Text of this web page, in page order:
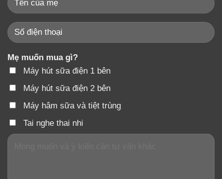
Mẹ muốn mua gì?
Máy hút sữa điện 1 bên
Máy hút sữa điện 2 bên
Máy hâm sữa và tiệt trùng
Tai nghe thai nhi